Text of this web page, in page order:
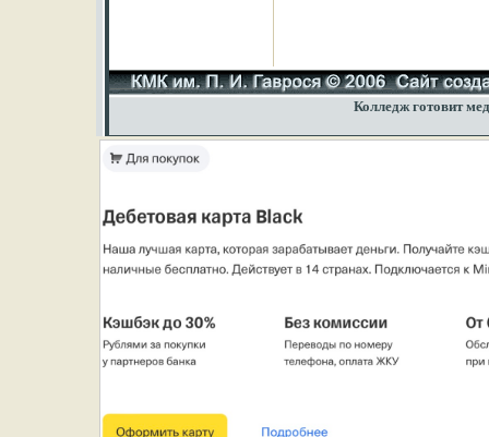
Колледж готовит